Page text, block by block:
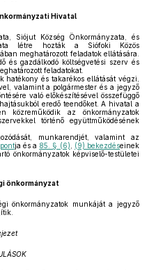
Hivatal
Siójut Község Önkormányzata, és
létre hozták a Siófoki Közös
meghatározott feladatok ellátására.
és gazdálkodó költségvetési szerv és
feladatokat.
hatékony és takarékos ellátását végzi,
valamint a polgármester és a jegyző
való előkészítésével összefüggő
eredő teendőket. A hivatal a
közreműködik az önkormányzatok
történő együttműködésének
munkarendjét, valamint az
ja és a 85. § (6) (9) bekezdéseinek
önkormányzatok képviselő-testületei
önkormányzat
önkormányzatok munkáját a jegyző